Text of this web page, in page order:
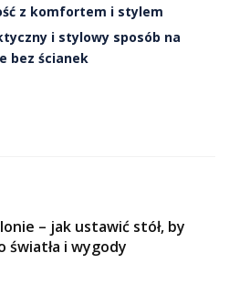
z komfortem i stylem
i stylowy sposób na
bez ścianek
– jak ustawić stół, by
światła i wygody